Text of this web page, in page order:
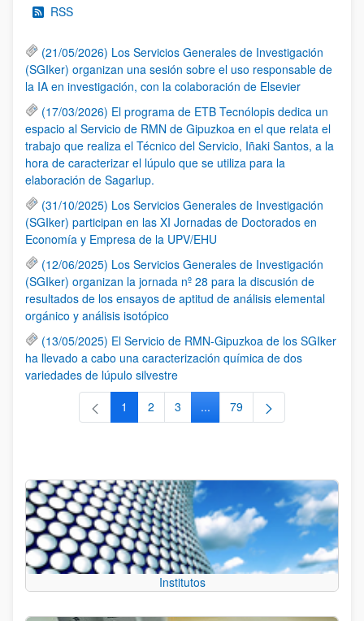
RSS
(21/05/2026) Los Servicios Generales de Investigación
(SGIker) organizan una sesión sobre el uso responsable de
la IA en investigación, con la colaboración de Elsevier
(17/03/2026) El programa de ETB Tecnólopis dedica un
espacio al Servicio de RMN de Gipuzkoa en el que relata el
trabajo que realiza el Técnico del Servicio, Iñaki Santos, a la
hora de caracterizar el lúpulo que se utiliza para la
elaboración de Sagarlup.
(31/10/2025) Los Servicios Generales de Investigación
(SGIker) participan en las XI Jornadas de Doctorados en
Economía y Empresa de la UPV/EHU
(12/06/2025) Los Servicios Generales de Investigación
(SGIker) organizan la jornada nº 28 para la discusión de
resultados de los ensayos de aptitud de análisis elemental
orgánico y análisis isotópico
(13/05/2025) El Servicio de RMN-Gipuzkoa de los SGIker
ha llevado a cabo una caracterización química de dos
variedades de lúpulo silvestre
Página
1 Página
2 Página
3 ...Páginas intermedias Use TAB
Página
79
Institutos